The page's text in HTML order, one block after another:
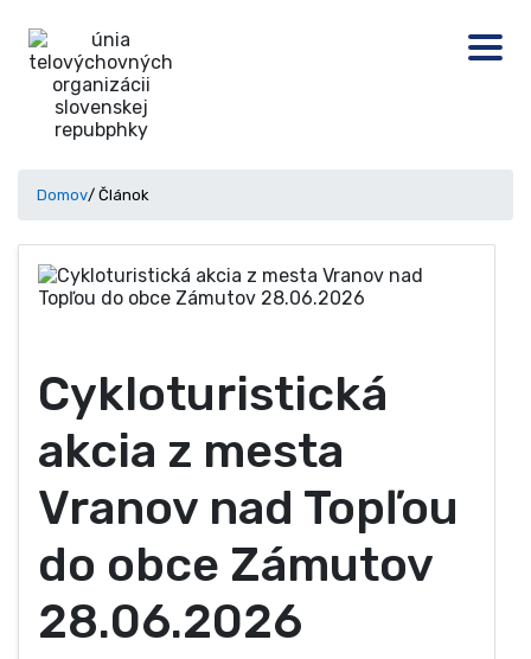
Domov/ Článok
Cykloturistická
akcia z mesta
Vranov nad Topľou
do obce Zámutov
28.06.2026